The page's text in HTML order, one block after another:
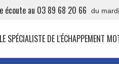
écoute au 03 89 68 20 66 du
LE SPÉCIALISTE DE L'ÉCHAPPEMENT